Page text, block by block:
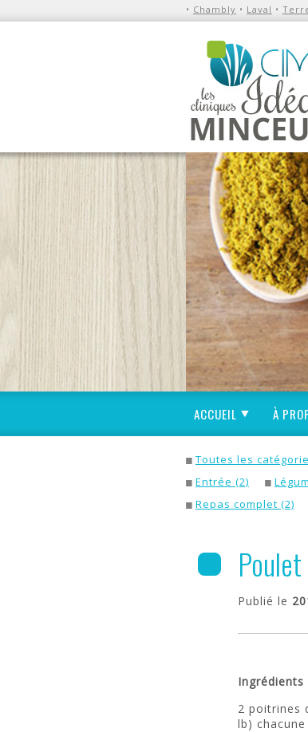
• Chambly • Laval •
ACCUEIL À
Toutes les
Entrée (2)
Repas complet (2)
Publié le
Ingrédients
2 poitrines
lb) chacune